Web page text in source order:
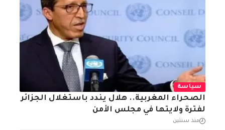
سياسة
الصحراء المغربية.. هلال يندد باستغلال الجزائر
لفترة ولايتها في مجلس الأمن
منذ سنتين